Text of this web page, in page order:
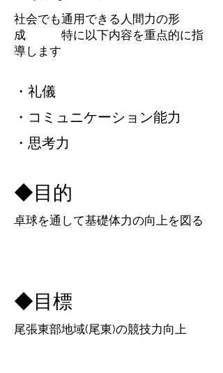
​社会でも通用できる人間力の形
成 特に以下内容を重点的に指
導します
・礼儀
・コミュニケーション能力
・思考力
​◆目的
​卓球を通して基礎体力の向上を図る
​◆目標
尾張東部地域(尾東)の競技力向上